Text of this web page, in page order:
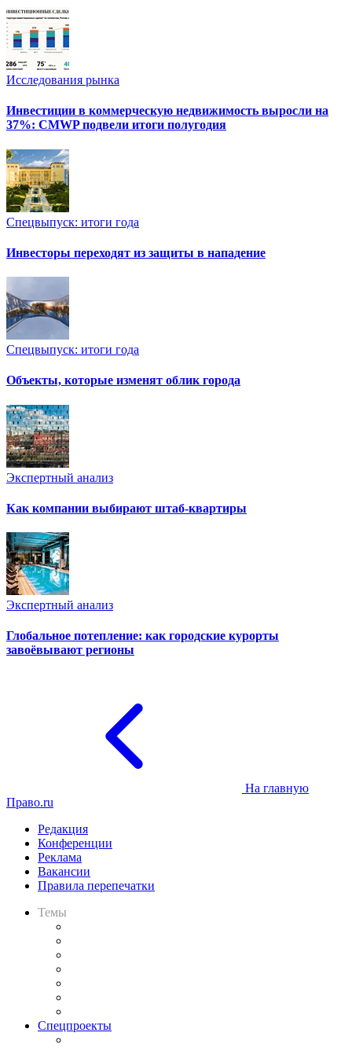
Исследования рынка
Инвестиции в коммерческую недвижимость выросли на
37%: CMWP подвели итоги полугодия
Спецвыпуск: итоги года
Инвесторы переходят из защиты в нападение
Спецвыпуск: итоги года
Объекты, которые изменят облик города
Экспертный анализ
Как компании выбирают штаб-квартиры
Экспертный анализ
Глобальное потепление: как городские курорты
завоёвывают регионы
На главную
Право.ru
Редакция
Конференции
Реклама
Вакансии
Правила перепечатки
Темы
Спецпроекты